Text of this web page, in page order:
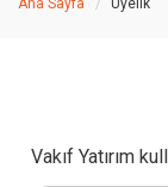
Ana Sayfa Üyelik
Vakıf Yatırım